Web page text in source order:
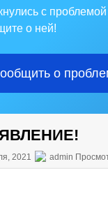
с
о ней!
о
2021 admin